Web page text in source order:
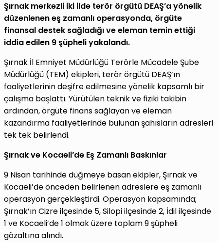
Şırnak merkezli iki ilde terör örgütü DEAŞ’a yönelik
düzenlenen eş zamanlı operasyonda, örgüte
finansal destek sağladığı ve eleman temin ettiği
iddia edilen 9 şüpheli yakalandı.
Şırnak İl Emniyet Müdürlüğü Terörle Mücadele Şube
Müdürlüğü (TEM) ekipleri, terör örgütü DEAŞ’ın
faaliyetlerinin deşifre edilmesine yönelik kapsamlı bir
çalışma başlattı. Yürütülen teknik ve fiziki takibin
ardından, örgüte finans sağlayan ve eleman
kazandırma faaliyetlerinde bulunan şahısların adresleri
tek tek belirlendi.
Şırnak ve Kocaeli’de Eş Zamanlı Baskınlar
9 Nisan tarihinde düğmeye basan ekipler, Şırnak ve
Kocaeli’de önceden belirlenen adreslere eş zamanlı
operasyon gerçekleştirdi. Operasyon kapsamında;
Şırnak’ın Cizre ilçesinde 5, Silopi ilçesinde 2, İdil ilçesinde
1 ve Kocaeli’de 1 olmak üzere toplam 9 şüpheli
gözaltına alındı.